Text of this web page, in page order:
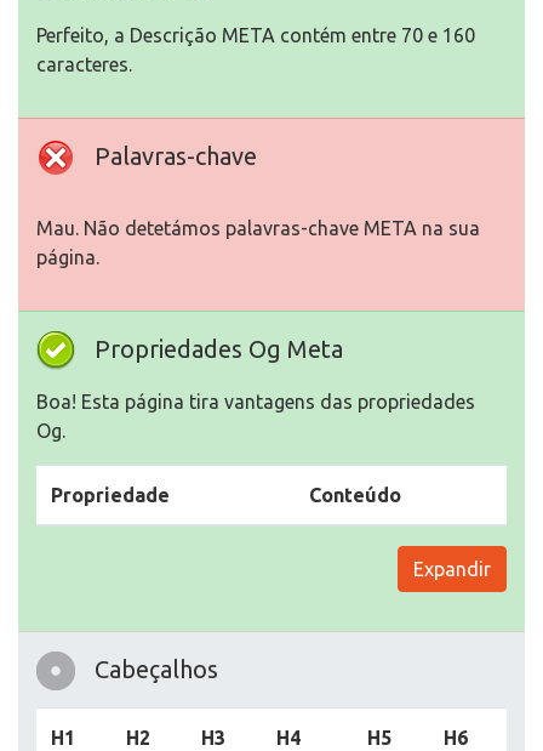
Perfeito, a Descrição META contém entre 70 e 160
caracteres.
Palavras-chave
Mau. Não detetámos palavras-chave META na sua
página.
Propriedades Og Meta
Boa! Esta página tira vantagens das propriedades
Og.
Propriedade Conteúdo
Expandir
Cabeçalhos
H1 H2 H3 H4 H5 H6